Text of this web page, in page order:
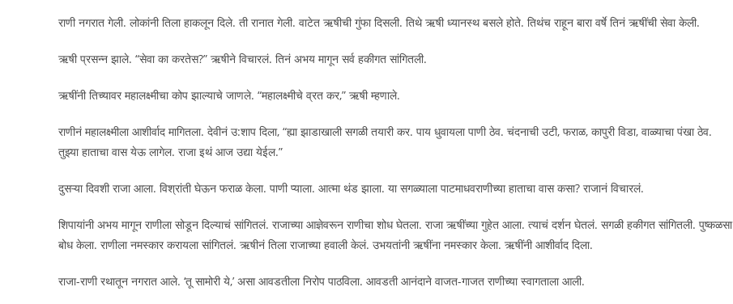
राणी नगरात गेली. लोकांनी तिला हाकलून दिले. ती रानात गेली. वाटेत ऋषीची गुंफा दिसली. तिथे ऋषी ध्यानस्थ बसले होते. तिथंच राहून बारा वर्षे तिनं ऋषींची सेवा केली.
ऋषी प्रसन्न झाले. “सेवा का करतेस?” ऋषीने विचारलं. तिनं अभय मागून सर्व हकीगत सांगितली.
ऋषींनी तिच्यावर महालक्ष्मीचा कोप झाल्याचे जाणले. “महालक्ष्मीचे व्रत कर,” ऋषी म्हणाले.
राणीनं महालक्ष्मीला आशीर्वाद मागितला. देवीनं उ:शाप दिला, “ह्या झाडाखाली सगळी तयारी कर. पाय धुवायला पाणी ठेव. चंदनाची उटी, फराळ, कापुरी विडा, वाळ्याचा पंखा ठेव.
तुझ्या हाताचा वास येऊ लागेल. राजा इथं आज उद्या येईल.”
दुसऱ्या दिवशी राजा आला. विश्रांती घेऊन फराळ केला. पाणी प्याला. आत्मा थंड झाला. या सगळ्याला पाटमाधवराणीच्या हाताचा वास कसा? राजानं विचारलं.
शिपायांनी अभय मागून राणीला सोडून दिल्याचं सांगितलं. राजाच्या आज्ञेवरून राणीचा शोध घेतला. राजा ऋषींच्या गुहेत आला. त्याचं दर्शन घेतलं. सगळी हकीगत सांगितली. पुष्कळसा
बोध केला. राणीला नमस्कार करायला सांगितलं. ऋषीनं तिला राजाच्या हवाली केलं. उभयतांनी ऋषींना नमस्कार केला. ऋषींनी आशीर्वाद दिला.
राजा-राणी रथातून नगरात आले. ‘तू सामोरी ये,’ असा आवडतीला निरोप पाठविला. आवडती आनंदाने वाजत-गाजत राणीच्या स्वागताला आली.